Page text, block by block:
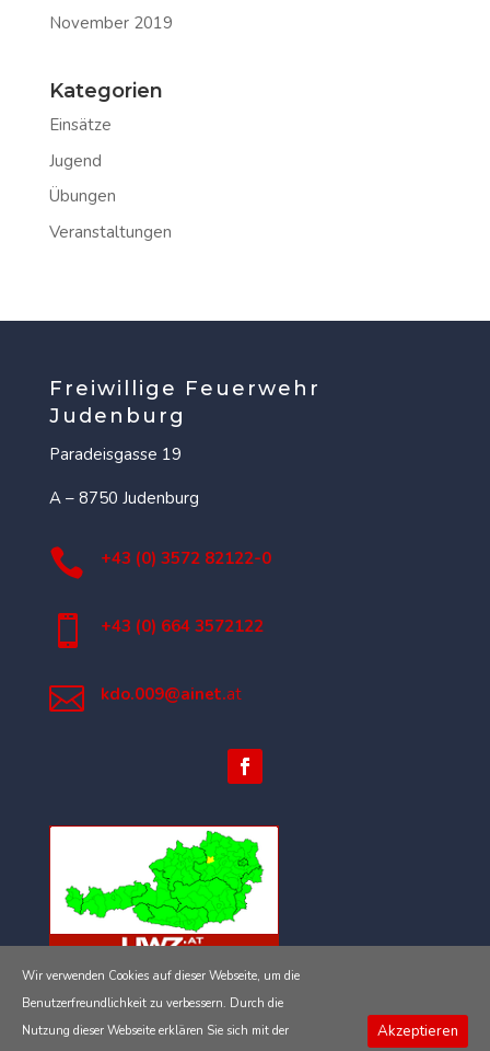
November 2019
Kategorien
Einsätze
Jugend
Übungen
Veranstaltungen
Freiwillige Feuerwehr
Judenburg
Paradeisgasse 19
A – 8750 Judenburg
 +43 (0) 3572 82122-0
 +43 (0) 664 3572122
 kdo.009@ainet.at
Impressum
Wir verwenden Cookies auf dieser Webseite, um die
Benutzerfreundlichkeit zu verbessern. Durch die
Nutzung dieser Webseite erklären Sie sich mit der
Akzeptieren